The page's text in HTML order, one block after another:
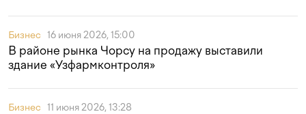
Бизнес 16 июня 2026, 15:00
В районе рынка Чорсу на продажу выставили
здание «Узфармконтроля»
Бизнес 11 июня 2026, 13:28